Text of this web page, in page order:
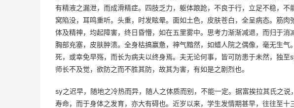
有精液之漏泄，而成滑精症。四肢乏力，躯体踉跄，不良于行，立足不稳，
窝陷没，耳鸣重听。头重，时发眩晕。面如土色，皮肤苍白，全呈病态。筋
体及精神，均起障害，终日昏懵，如在五里雾中。思考力渐渐减退，而归于消
胸部充塞，皮肤肿溃。全身枯搞赢惫，神气黯然，如蜡人院之偶像，毫无生
死，或幸免早殇，而长为病夫以终身焉。夫无论何事，皆可防患于未然，独
师长不及觉，欲防之而不胜其防，故其为害，有如是之剧烈也。
sy之迟早，随地之冷热而异，随人之体质而别，不能一定。据富挨拉其氏之
寿命，而于身体之发育，亦大有碍也。近岁以来，学生发情期甚早，往往至